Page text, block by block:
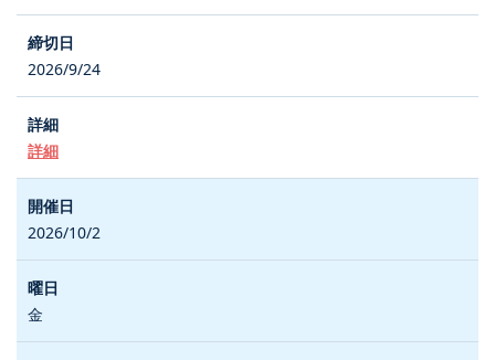
2026/9/24
詳細
2026/10/2
金